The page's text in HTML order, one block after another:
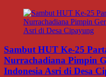
Sambut HUT Ke-25
Nurrachadiana Pimpin
Indonesia Asri di Desa